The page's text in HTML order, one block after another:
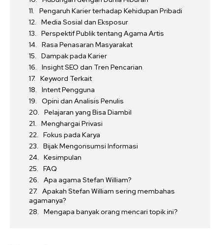
Pengaruh Karier terhadap Kehidupan Pribadi
Media Sosial dan Eksposur
Perspektif Publik tentang Agama Artis
Rasa Penasaran Masyarakat
Dampak pada Karier
Insight SEO dan Tren Pencarian
Keyword Terkait
Intent Pengguna
Opini dan Analisis Penulis
Pelajaran yang Bisa Diambil
Menghargai Privasi
Fokus pada Karya
Bijak Mengonsumsi Informasi
Kesimpulan
FAQ
Apa agama Stefan William?
Apakah Stefan William sering membahas
agamanya?
Mengapa banyak orang mencari topik ini?